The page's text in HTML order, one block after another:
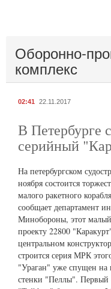
Оборонно-
комплекс
02:41 22.11.2017
В Петербурге
серийный
На петербургском
ноября состоится
малого ракетного
сообщает департамент
Минобороны, этот
проекту 22800
центральном
строится серия МРК
"Ураган" уже спущен на
стенки "Пеллы".